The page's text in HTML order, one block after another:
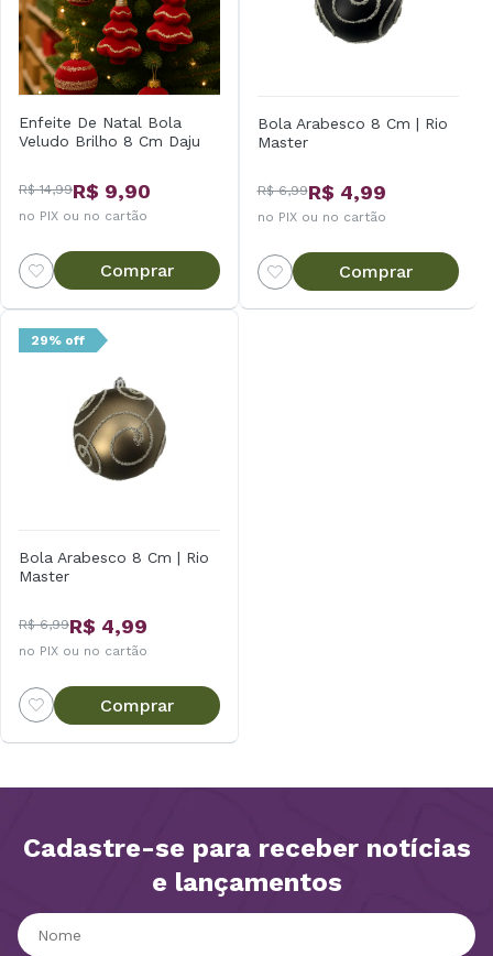
Enfeite De Natal Bola
Veludo Brilho 8 Cm Daju
R$ 14,99R$ 9,90
no PIX ou no cartão
Comprar
Bola Arabesco 8 Cm | Rio
Master
R$ 6,99R$ 4,99
no PIX ou no cartão
Comprar
29% off
Bola Arabesco 8 Cm | Rio
Master
R$ 6,99R$ 4,99
no PIX ou no cartão
Comprar
Cadastre-se para receber notícias
e lançamentos